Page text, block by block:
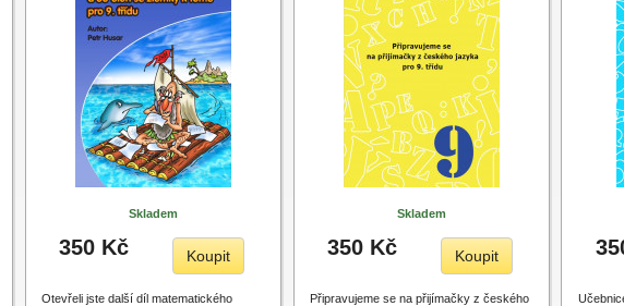
Skladem
350 Kč Koupit
Otevřeli jste další díl matematického
Skladem
350 Kč Koupit
Připravujeme se na přijímačky z českého